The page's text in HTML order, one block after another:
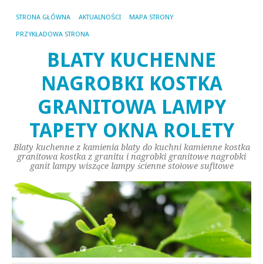
STRONA GŁÓWNA AKTUALNOŚCI MAPA STRONY
PRZYKŁADOWA STRONA
BLATY KUCHENNE
NAGROBKI KOSTKA
GRANITOWA LAMPY
TAPETY OKNA ROLETY
Blaty kuchenne z kamienia blaty do kuchni kamienne kostka
granitowa kostka z granitu i nagrobki granitowe nagrobki
ganit lampy wiszące lampy ścienne stołowe sufitowe